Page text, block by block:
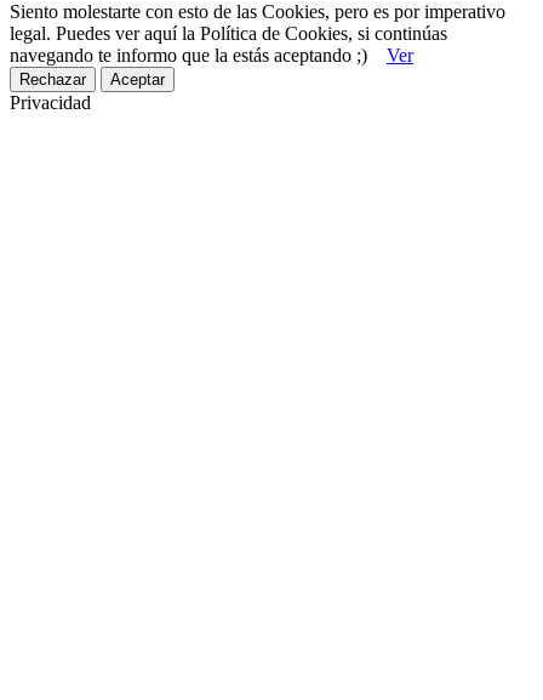
Siento molestarte con esto de las Cookies, pero es por imperativo
legal. Puedes ver aquí la Política de Cookies, si continúas
navegando te informo que la estás aceptando ;) Ver
Rechazar Aceptar
Privacidad